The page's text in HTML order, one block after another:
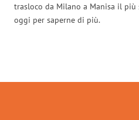
trasloco da Milano a Manisa il più
oggi per saperne di più.